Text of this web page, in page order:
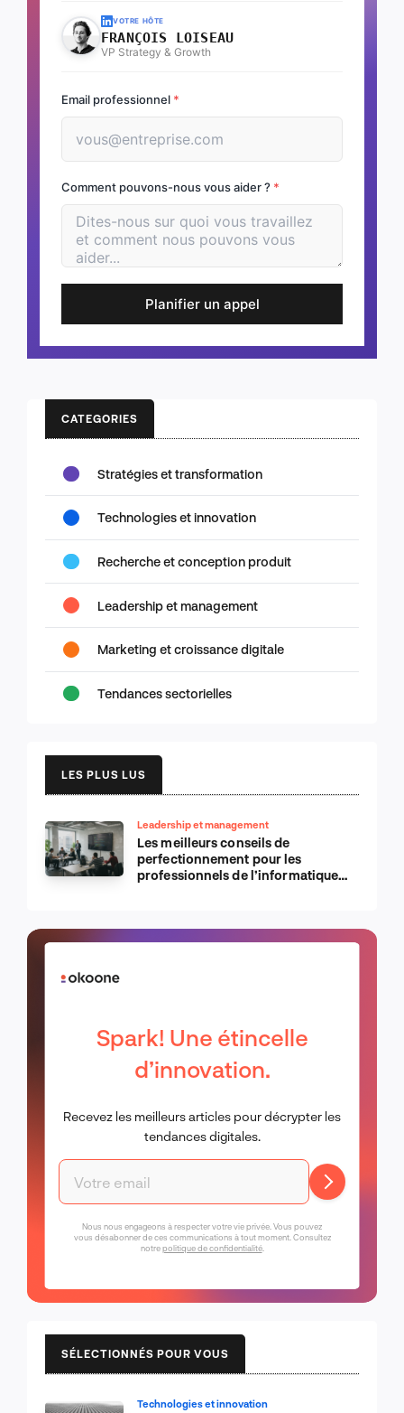
VOTRE HÔTE
FRANÇOIS LOISEAU
VP Strategy & Growth
Email professionnel *
Comment pouvons-nous vous aider ? *
Planifier un appel
CATEGORIES
Stratégies et transformation
Technologies et innovation
Recherche et conception produit
Leadership et management
Marketing et croissance digitale
Tendances sectorielles
LES PLUS LUS
Leadership et management
Les meilleurs conseils de
perfectionnement pour les
professionnels de l’informatique
Spark! Une étincelle
d’innovation.
Recevez les meilleurs articles pour décrypter les
tendances digitales.
Nous nous engageons à respecter votre vie privée. Vous pouvez
vous désabonner de ces communications à tout moment. Consultez
notrepolitique de confidentialité.
SÉLECTIONNÉS POUR VOUS
Technologies et innovation